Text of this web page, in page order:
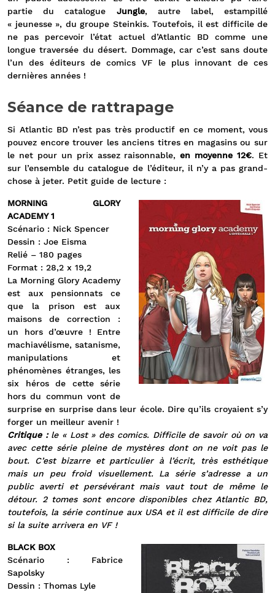
partie du catalogue Jungle, autre label, estampillé
« jeunesse », du groupe Steinkis. Toutefois, il est difficile de
ne pas percevoir l’état actuel d’Atlantic BD comme une
longue traversée du désert. Dommage, car c’est sans doute
l’un des éditeurs de comics VF le plus innovant de ces
dernières années !
Séance de rattrapage
Si Atlantic BD n’est pas très productif en ce moment, vous
pouvez encore trouver les anciens titres en magasins ou sur
le net pour un prix assez raisonnable, en moyenne 12€. Et
sur l’ensemble du catalogue de l’éditeur, il n’y a pas grand-
chose à jeter. Petit guide de lecture :
MORNING GLORY
ACADEMY 1
Scénario : Nick Spencer
Dessin : Joe Eisma
Relié – 180 pages
Format : 28,2 x 19,2
La Morning Glory Academy
est aux pensionnats ce
que la prison est aux
maisons de correction :
un hors d’œuvre ! Entre
machiavélisme, satanisme,
manipulations et
phénomènes étranges, les
six héros de cette série
hors du commun vont de
surprise en surprise dans leur école. Dire qu’ils croyaient s’y
forger un meilleur avenir !
Critique :le « Lost » des comics. Difficile de savoir où on va
avec cette série pleine de mystères dont on ne voit pas le
bout. C’est bizarre et particulier à l’écrit, très esthétique
mais un peu froid visuellement. La série s’adresse a un
public averti et persévérant mais vaut tout de même le
détour. 2 tomes sont encore disponibles chez Atlantic BD,
toutefois, la série continue aux USA et il est difficile de dire
si la suite arrivera en VF !
BLACK BOX
Scénario : Fabrice
Sapolsky
Dessin : Thomas Lyle